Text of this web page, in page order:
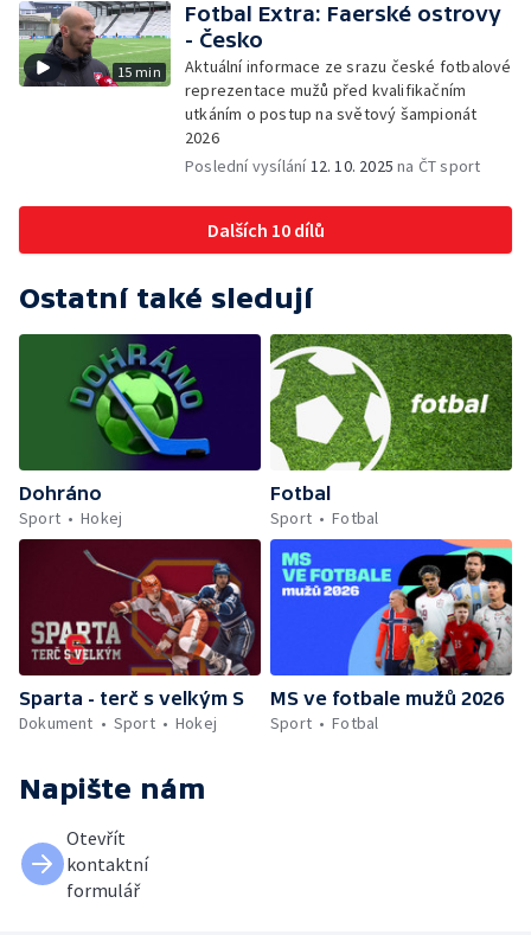
15 min
Fotbal Extra: Faerské ostrovy
- Česko
Aktuální informace ze srazu české fotbalové
reprezentace mužů před kvalifikačním
utkáním o postup na světový šampionát
2026
Poslední vysílání12. 10. 2025 na ČT sport
Dalších 10 dílů
Ostatní také sledují
Dohráno
Sport
Hokej
Fotbal
Sport
Fotbal
Sparta - terč s velkým S
Dokument
Sport Hokej
MS ve fotbale mužů 2026
Sport
Fotbal
Napište nám
Otevřít
kontaktní
formulář